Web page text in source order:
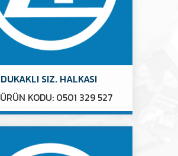
DUKAKLI SIZ. HALKASI
ÜRÜN KODU: 0501 329 527